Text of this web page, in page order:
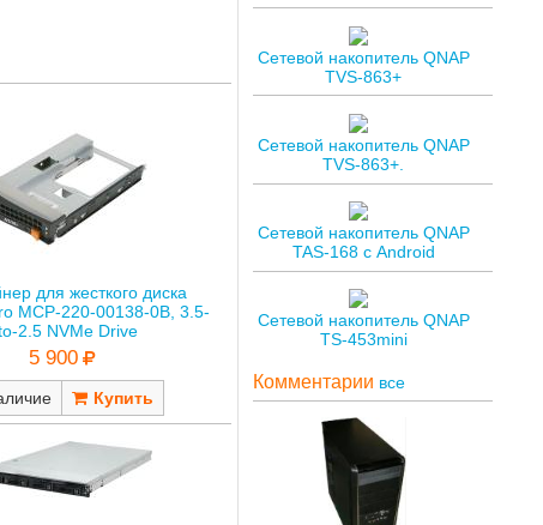
для жесткого диска
MCP-220-00138-0B, 3.5-
2.5 NVMe Drive
5 900
Сетевой накопитель QNAP
TVS-863+
Сетевой накопитель QNAP
TVS-863+.
Сетевой накопитель QNAP
TAS-168 с Android
Сетевой накопитель QNAP
TS-453mini
Комментарии все